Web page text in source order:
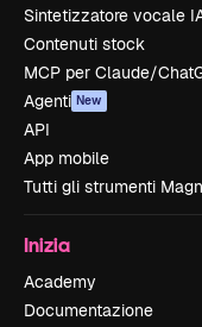
Sintetizzatore vocale
Contenuti stock
MCP per Claude/
Agenti New
API
App mobile
Tutti gli strumenti
Inizia
Academy
Documentazione